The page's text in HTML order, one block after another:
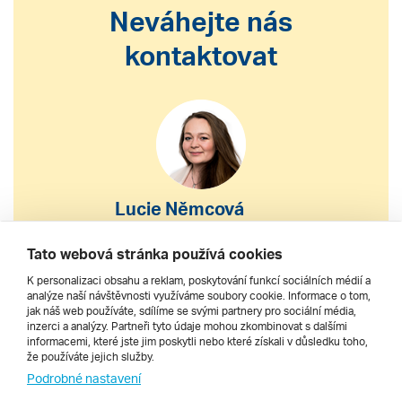
Neváhejte nás
kontaktovat
Lucie Němcová
S výběrem nebo nákupem
zájezdu vám pomohu
222 200 610
Tato webová stránka používá cookies
K personalizaci obsahu a reklam, poskytování funkcí sociálních médií a
analýze naší návštěvnosti využíváme soubory cookie. Informace o tom,
jak náš web používáte, sdílíme se svými partnery pro sociální média,
inzerci a analýzy. Partneři tyto údaje mohou zkombinovat s dalšími
informacemi, které jste jim poskytli nebo které získali v důsledku toho,
že používáte jejich služby.
Podrobné nastavení